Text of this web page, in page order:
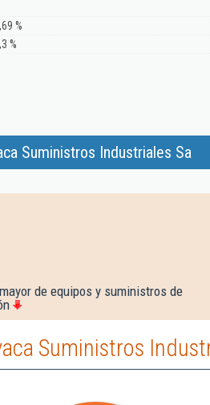
%
%
Suministros Industriales Sa
de equipos y suministros de
Suministros